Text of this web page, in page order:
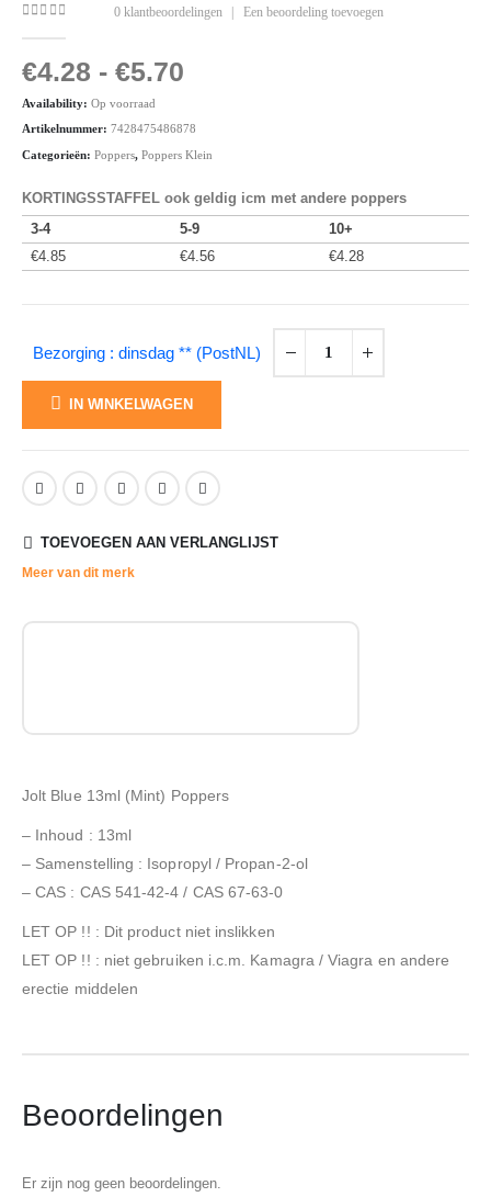
0klantbeoordelingen Een beoordeling toevoegen
€4.28 - €5.70
Availability: Op voorraad
Artikelnummer: 7428475486878
Categorieën: Poppers, Poppers Klein
KORTINGSSTAFFEL ook geldig icm met andere poppers
3-4
5-9
10+
€4.85 €4.56 €4.28
Bezorging : dinsdag ** (PostNL)
IN WINKELWAGEN
TOEVOEGEN AAN VERLANGLIJST
Meer van dit merk
Jolt Blue 13ml (Mint) Poppers
– Inhoud : 13ml
– Samenstelling : Isopropyl / Propan-2-ol
– CAS : CAS 541-42-4 / CAS 67-63-0
LET OP !! : Dit product niet inslikken
LET OP !! : niet gebruiken i.c.m. Kamagra / Viagra en andere
erectie middelen
Beoordelingen
Er zijn nog geen beoordelingen.